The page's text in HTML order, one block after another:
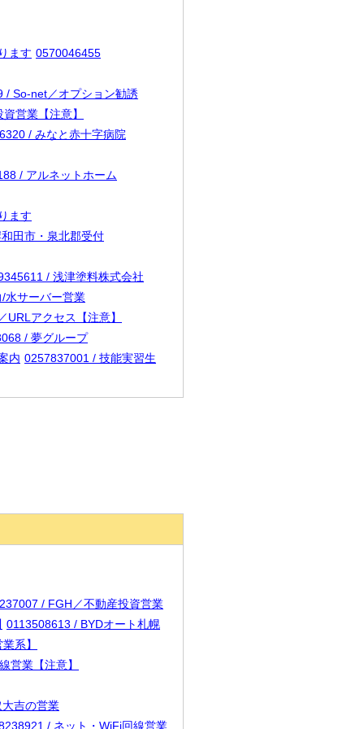
ます 0570046455
/ So-net／オプション勧誘
営業【注意】
/ みなと赤十字病院
/ アルネットホーム
ます
田市・泉北郡受付
/ 浅津塗料株式会社
水サーバー営業
アクセス【注意】
/ 夢グループ
内 0257837001 / 技能実習生
/ FGH／不動産投資営業
0113508613 / BYDオート札幌
系】
営業【注意】
吉の営業
/ ネット・WiFi回線営業